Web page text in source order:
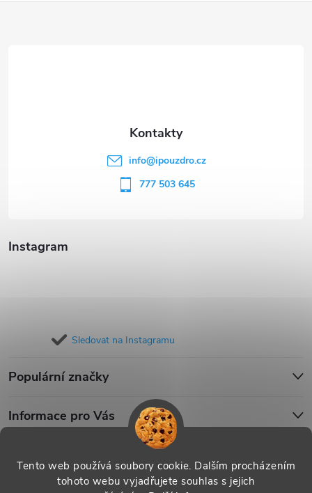
Tento web používá soubory cookie. Dalším procházením
tohoto webu vyjadřujete souhlas s jejich
Instagram
Sledovat na Instagramu
Populární značky
Informace pro Vás
info@ipouzdro.cz
777 503 645